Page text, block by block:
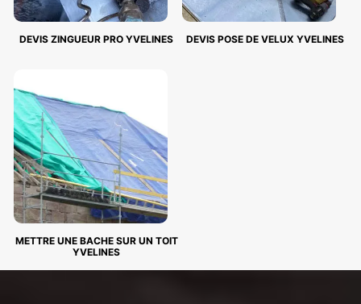
DEVIS ZINGUEUR PRO YVELINES DEVIS POSE DE VELUX YVELINES
METTRE UNE BACHE SUR UN TOIT
YVELINES